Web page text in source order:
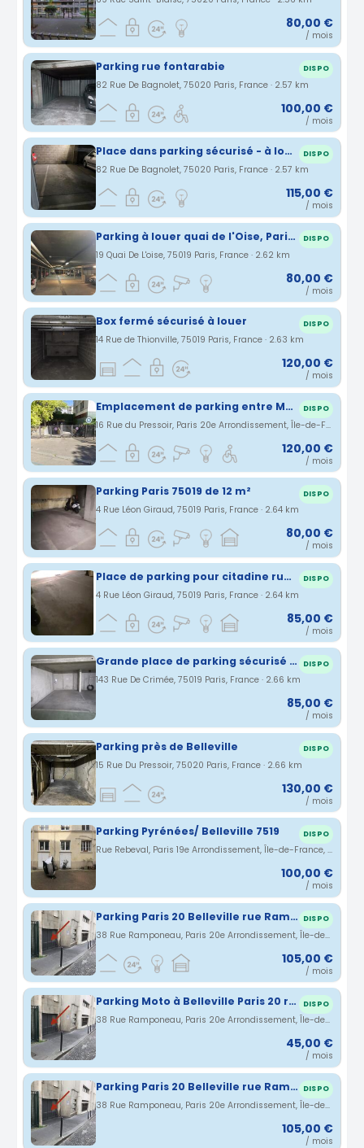
80,00 €
/ mois
Parking rue fontarabie DISPO
82 Rue De Bagnolet, 75020 Paris, France · 2.57 km
100,00 €
/ mois
Place dans parking sécurisé - à louer DISPO
82 Rue De Bagnolet, 75020 Paris, France · 2.57 km
115,00 €
/ mois
Parking à louer quai de l'Oise, Paris 19 DISPO
19 Quai De L'oise, 75019 Paris, France · 2.62 km
80,00 €
/ mois
Box fermé sécurisé à louer DISPO
14 Rue de Thionville, 75019 Paris, France · 2.63 km
120,00 €
/ mois
Emplacement de parking entre Ménilmontant et Couronnes. DISPO
16 Rue du Pressoir, Paris 20e Arrondissement, Île-de-France, France · 2.63 km
120,00 €
/ mois
Parking Paris 75019 de 12 m² DISPO
4 Rue Léon Giraud, 75019 Paris, France · 2.64 km
80,00 €
/ mois
Place de parking pour citadine rue Crimée Léon Giraud DISPO
4 Rue Léon Giraud, 75019 Paris, France · 2.64 km
85,00 €
/ mois
Grande place de parking sécurisé avec borne de recharge DISPO
143 Rue De Crimée, 75019 Paris, France · 2.66 km
85,00 €
/ mois
Parking près de Belleville DISPO
15 Rue Du Pressoir, 75020 Paris, France · 2.66 km
130,00 €
/ mois
Parking Pyrénées/ Belleville 7519 DISPO
Rue Rebeval, Paris 19e Arrondissement, Île-de-France, France · 2.66 km
100,00 €
/ mois
Parking Paris 20 Belleville rue Ramponeau DISPO
38 Rue Ramponeau, Paris 20e Arrondissement, Île-de-France, France · 2.68 km
105,00 €
/ mois
Parking Moto à Belleville Paris 20 rue Ramponeau DISPO
38 Rue Ramponeau, Paris 20e Arrondissement, Île-de-France, France · 2.68 km
45,00 €
/ mois
Parking Paris 20 Belleville rue Ramponeau DISPO
38 Rue Ramponeau, Paris 20e Arrondissement, Île-de-France, France · 2.68 km
105,00 €
/ mois